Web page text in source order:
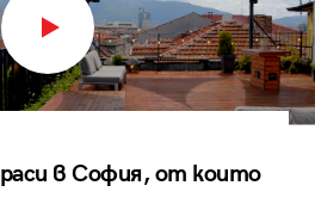
в София, от които